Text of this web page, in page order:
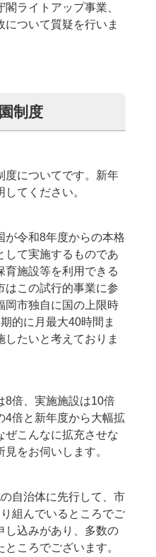
ライトアップ事業、
ついて質疑を行いま
制度
度についてです。新年
てください。
が令和8年度からの本格
して実施するものであ
育施設等を利用できる
はこの試行的事業に参
岡市独自に国の上限時
的に月最大40時間ま
たいと考えておりま
8倍、実施施設は10倍
4倍と新年度から大幅拡
ぜこんなに拡充させな
をお伺いします。
自治体に先行して、市
組んでいるところでご
し込みがあり、多数の
ころでございます。